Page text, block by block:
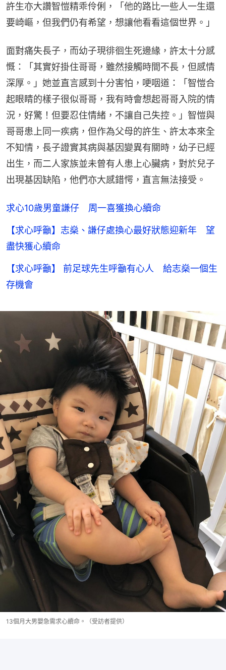
許生亦大讚智愷精乖伶俐，「他的路比一些人一生還
要崎嶇，但我們仍有希望，想讓他看看這個世界。」
面對痛失長子，而幼子現徘徊生死邊緣，許太十分感
慨：「其實好掛住哥哥，雖然接觸時間不長，但感情
深厚。」她並直言感到十分害怕，哽咽道：「智愷合
起眼睛的樣子很似哥哥，我有時會想起哥哥入院的情
況，好驚！但要忍住情緒，不讓自己失控。」智愷與
哥哥患上同一疾病，但作為父母的許生、許太本來全
不知情，長子證實其病與基因變異有關時，幼子已經
出生，而二人家族並未曾有人患上心臟病，對於兒子
出現基因缺陷，他們亦大感錯愕，直言無法接受。
求心10歲男童謙仔 周一喜獲換心續命
【求心呼籲】志燊、謙仔處換心最好狀態迎新年 望
盡快獲心續命
【求心呼籲】 前足球先生呼籲有心人 給志燊一個生
存機會
13個月大男嬰急需求心續命。（受訪者提供）